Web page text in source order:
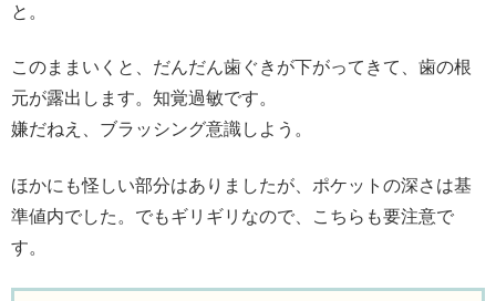
と。
このままいくと、だんだん歯ぐきが下がってきて、歯の根
元が露出します。知覚過敏です。
嫌だねえ、ブラッシング意識しよう。
ほかにも怪しい部分はありましたが、ポケットの深さは基
準値内でした。でもギリギリなので、こちらも要注意で
す。